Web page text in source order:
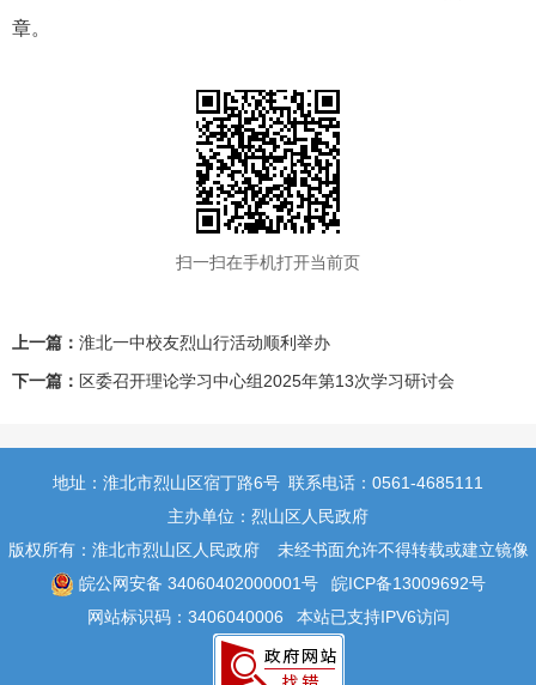
章。
扫一扫在手机打开当前页
上一篇： 淮北一中校友烈山行活动顺利举办
下一篇： 区委召开理论学习中心组2025年第13次学习研讨会
地址：淮北市烈山区宿丁路6号 联系电话：0561-4685111
主办单位：烈山区人民政府
版权所有：淮北市烈山区人民政府
未经书面允许不得转载或建立镜像
皖公网安备 34060402000001号
皖ICP备13009692号
网站标识码：3406040006
本站已支持IPV6访问